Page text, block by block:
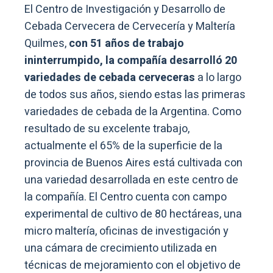
El Centro de Investigación y Desarrollo de
Cebada Cervecera de Cervecería y Maltería
Quilmes,con 51 años de trabajo
ininterrumpido, la compañía desarrolló 20
variedades de cebada cerveceras a lo largo
de todos sus años, siendo estas las primeras
variedades de cebada de la Argentina. Como
resultado de su excelente trabajo,
actualmente el 65% de la superficie de la
provincia de Buenos Aires está cultivada con
una variedad desarrollada en este centro de
la compañía. El Centro cuenta con campo
experimental de cultivo de 80 hectáreas, una
micro maltería, oficinas de investigación y
una cámara de crecimiento utilizada en
técnicas de mejoramiento con el objetivo de